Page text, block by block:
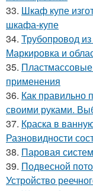
33. Шкаф купе
шкафа-купе
34. Трубопровод
Маркировка и
35.
применения
36. Как правильно
своими руками.
37. Краска в
Разновидности
38. Паровая
39. Подвесной
Устройство